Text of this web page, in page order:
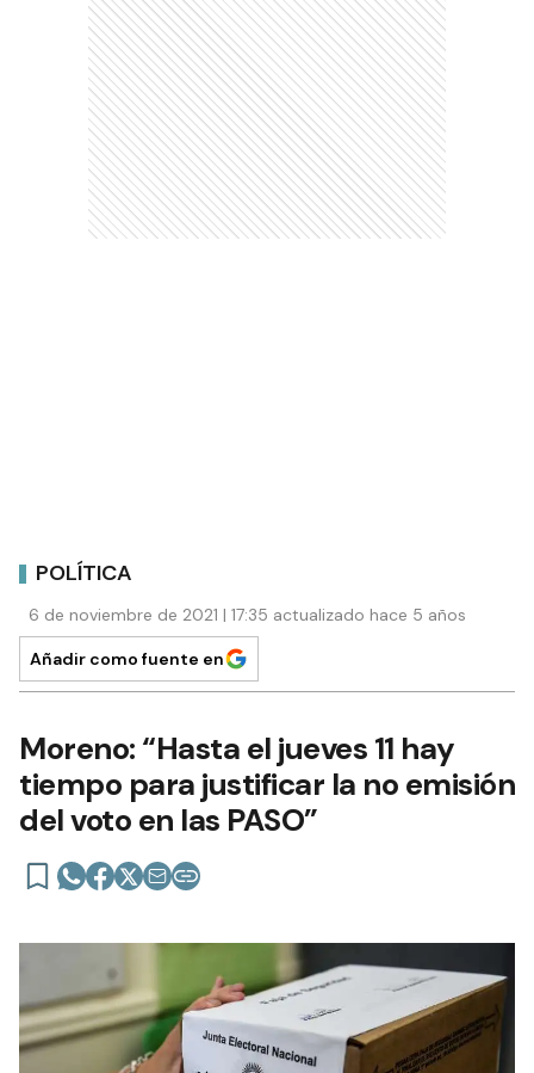
POLÍTICA
6 de noviembre de 2021 | 17:35 actualizado hace 5 años
Añadir como fuente en
Moreno: “Hasta el jueves 11 hay
tiempo para justificar la no emisión
del voto en las PASO”